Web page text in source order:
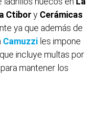
Ctibory Cerámicas
ya que además de
Camuzzi les impone
incluye multas por
mantener los